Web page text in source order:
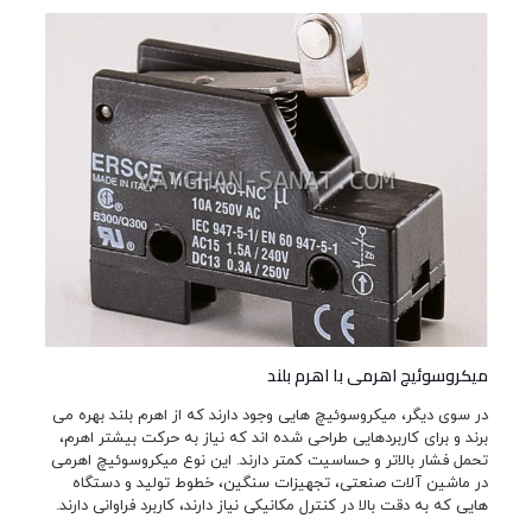
میکروسوئیچ اهرمی با اهرم بلند
در سوی دیگر، میکروسوئیچ هایی وجود دارند که از اهرم بلند بهره می
برند و برای کاربردهایی طراحی شده اند که نیاز به حرکت بیشتر اهرم،
تحمل فشار بالاتر و حساسیت کمتر دارند. این نوع میکروسوئیچ اهرمی
در ماشین آلات صنعتی، تجهیزات سنگین، خطوط تولید و دستگاه
هایی که به دقت بالا در کنترل مکانیکی نیاز دارند، کاربرد فراوانی دارند.